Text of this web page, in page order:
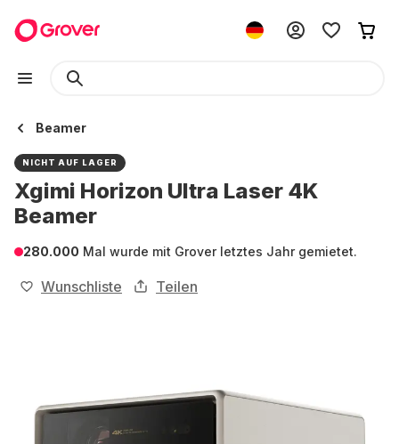
Beamer
NICHT AUF LAGER
Xgimi Horizon Ultra Laser 4K
Beamer
280.000 Mal wurde mit Grover letztes Jahr gemietet.
Wunschliste Teilen